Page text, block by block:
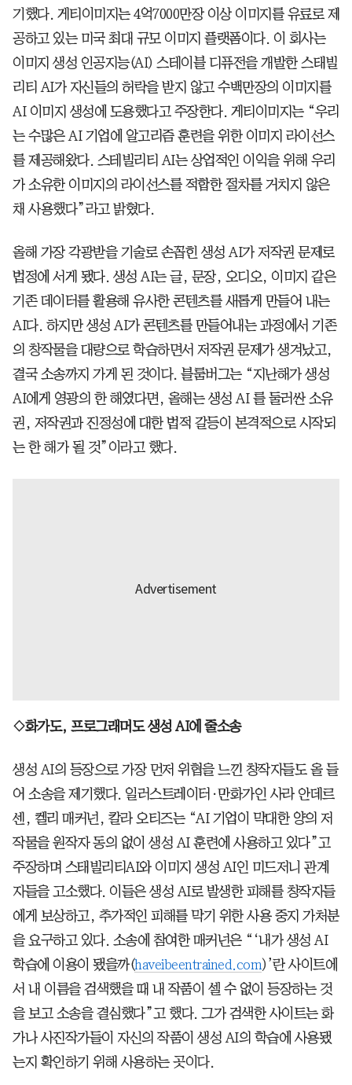
기했다. 게티이미지는 4억7000만장 이상 이미지를 유료로 제
공하고 있는 미국 최대 규모 이미지 플랫폼이다. 이 회사는
이미지 생성 인공지능(AI) 스테이블 디퓨전을 개발한 스태빌
리티 AI가 자신들의 허락을 받지 않고 수백만장의 이미지를
AI 이미지 생성에 도용했다고 주장한다. 게티이미지는 “우리
는 수많은 AI 기업에 알고리즘 훈련을 위한 이미지 라이선스
를 제공해왔다. 스테빌리티 AI는 상업적인 이익을 위해 우리
가 소유한 이미지의 라이선스를 적합한 절차를 거치지 않은
채 사용했다”라고 밝혔다.
올해 가장 각광받을 기술로 손꼽힌 생성 AI가 저작권 문제로
법정에 서게 됐다. 생성 AI는 글, 문장, 오디오, 이미지 같은
기존 데이터를 활용해 유사한 콘텐츠를 새롭게 만들어 내는
AI다. 하지만 생성 AI가 콘텐츠를 만들어내는 과정에서 기존
의 창작물을 대량으로 학습하면서 저작권 문제가 생겨났고,
결국 소송까지 가게 된 것이다. 블룸버그는 “지난해가 생성
AI에게 영광의 한 해였다면, 올해는 생성 AI 를 둘러싼 소유
권, 저작권과 진정성에 대한 법적 갈등이 본격적으로 시작되
는 한 해가 될 것”이라고 했다.
◇화가도, 프로그래머도 생성 AI에 줄소송
생성 AI의 등장으로 가장 먼저 위협을 느낀 창작자들도 올 들
어 소송을 제기했다. 일러스트레이터·만화가인 사라 안데르
센, 켈리 매커넌, 칼라 오티즈는 “AI 기업이 막대한 양의 저
작물을 원작자 동의 없이 생성 AI 훈련에 사용하고 있다”고
주장하며 스태빌리티AI와 이미지 생성 AI인 미드저니 관계
자들을 고소했다. 이들은 생성 AI로 발생한 피해를 창작자들
에게 보상하고, 추가적인 피해를 막기 위한 사용 중지 가처분
을 요구하고 있다. 소송에 참여한 매커넌은 “‘내가 생성 AI
학습에 이용이 됐을까(haveibeentrained.com)’란 사이트에
서 내 이름을 검색했을 때 내 작품이 셀 수 없이 등장하는 것
을 보고 소송을 결심했다”고 했다. 그가 검색한 사이트는 화
가나 사진작가들이 자신의 작품이 생성 AI의 학습에 사용됐
는지 확인하기 위해 사용하는 곳이다.